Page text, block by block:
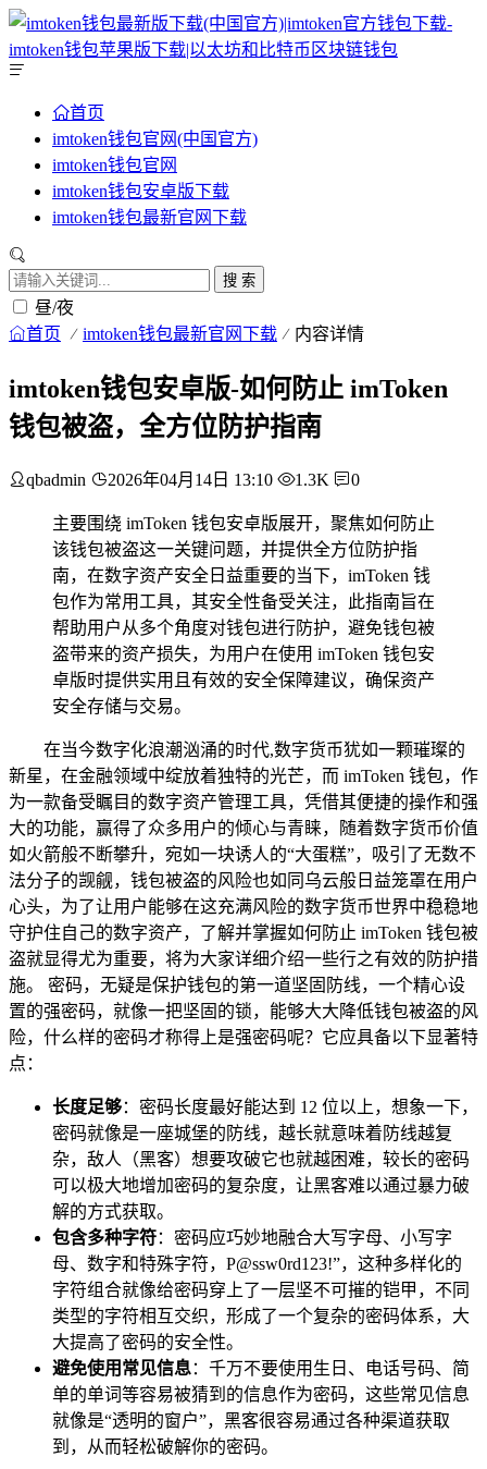
首页
imtoken钱包官网(中国官方)
imtoken钱包官网
imtoken钱包安卓版下载
imtoken钱包最新官网下载
搜 索
昼/夜
首页 imtoken钱包最新官网下载 内容详情
imtoken钱包安卓版-如何防止 imToken
钱包被盗，全方位防护指南
qbadmin 2026年04月14日 13:10 1.3K 0
主要围绕 imToken 钱包安卓版展开，聚焦如何防止
该钱包被盗这一关键问题，并提供全方位防护指
南，在数字资产安全日益重要的当下，imToken 钱
包作为常用工具，其安全性备受关注，此指南旨在
帮助用户从多个角度对钱包进行防护，避免钱包被
盗带来的资产损失，为用户在使用 imToken 钱包安
卓版时提供实用且有效的安全保障建议，确保资产
安全存储与交易。
在当今数字化浪潮汹涌的时代,数字货币犹如一颗璀璨的
新星，在金融领域中绽放着独特的光芒，而 imToken 钱包，作
为一款备受瞩目的数字资产管理工具，凭借其便捷的操作和强
大的功能，赢得了众多用户的倾心与青睐，随着数字货币价值
如火箭般不断攀升，宛如一块诱人的“大蛋糕”，吸引了无数不
法分子的觊觎，钱包被盗的风险也如同乌云般日益笼罩在用户
心头，为了让用户能够在这充满风险的数字货币世界中稳稳地
守护住自己的数字资产，了解并掌握如何防止 imToken 钱包被
盗就显得尤为重要，将为大家详细介绍一些行之有效的防护措
施。 密码，无疑是保护钱包的第一道坚固防线，一个精心设
置的强密码，就像一把坚固的锁，能够大大降低钱包被盗的风
险，什么样的密码才称得上是强密码呢？它应具备以下显著特
点：
长度足够：密码长度最好能达到 12 位以上，想象一下，
密码就像是一座城堡的防线，越长就意味着防线越复
杂，敌人（黑客）想要攻破它也就越困难，较长的密码
可以极大地增加密码的复杂度，让黑客难以通过暴力破
解的方式获取。
包含多种字符：密码应巧妙地融合大写字母、小写字
母、数字和特殊字符，P@ssw0rd123!”，这种多样化的
字符组合就像给密码穿上了一层坚不可摧的铠甲，不同
类型的字符相互交织，形成了一个复杂的密码体系，大
大提高了密码的安全性。
避免使用常见信息：千万不要使用生日、电话号码、简
单的单词等容易被猜到的信息作为密码，这些常见信息
就像是“透明的窗户”，黑客很容易通过各种渠道获取
到，从而轻松破解你的密码。